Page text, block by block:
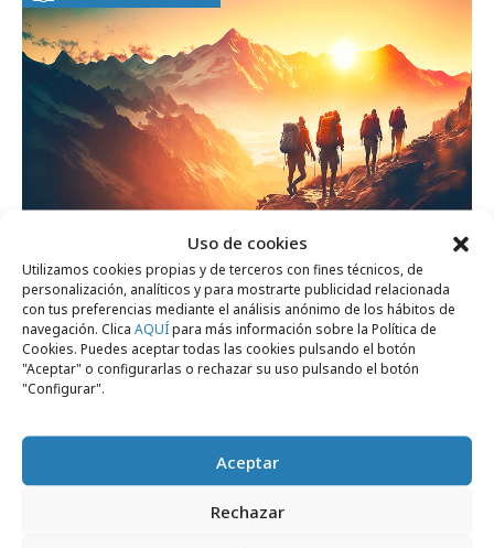
Uso de cookies
Utilizamos cookies propias y de terceros con fines técnicos, de
personalización, analíticos y para mostrarte publicidad relacionada
con tus preferencias mediante el análisis anónimo de los hábitos de
navegación. Clica AQUÍpara más información sobre la Política de
Cookies. Puedes aceptar todas las cookies pulsando el botón
"Aceptar" o configurarlas o rechazar su uso pulsando el botón
"Configurar".
Aceptar
Rechazar
jueves, 16 de julio 2026
Las agencias creativas y de medios más
atractivas para trabajar